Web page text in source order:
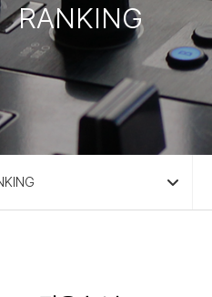
RANKING